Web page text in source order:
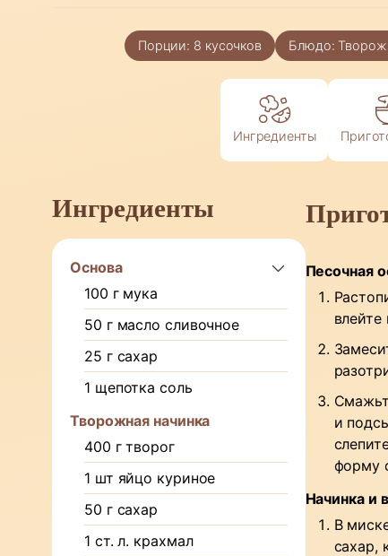
Порции: 8 кусочков Блюдо:
Ингредиенты
Ингредиенты
Основа
100 г мука
50 г масло сливочное
25 г сахар
1 щепотка соль
Творожная начинка
400 г творог
1 шт яйцо куриное
50 г сахар
1 ст. л. крахмал
Песочная
и
форму
Начинка и
В
сахар,